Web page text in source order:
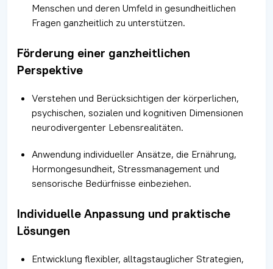
Menschen und deren Umfeld in gesundheitlichen
Fragen ganzheitlich zu unterstützen.
Förderung einer ganzheitlichen
Perspektive
Verstehen und Berücksichtigen der körperlichen,
psychischen, sozialen und kognitiven Dimensionen
neurodivergenter Lebensrealitäten.
Anwendung individueller Ansätze, die Ernährung,
Hormongesundheit, Stressmanagement und
sensorische Bedürfnisse einbeziehen.
Individuelle Anpassung und praktische
Lösungen
Entwicklung flexibler, alltagstauglicher Strategien,